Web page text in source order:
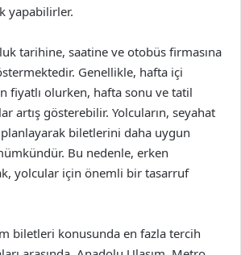
yapabilirler.
tarihine, saatine ve otobüs firmasına
Genellikle, hafta içi
fiyatlı olurken, hafta sonu ve tatil
artış gösterebilir. Yolcuların, seyahat
biletlerini daha uygun
Bu nedenle, erken
yolcular için önemli bir tasarruf
biletleri konusunda en fazla tercih